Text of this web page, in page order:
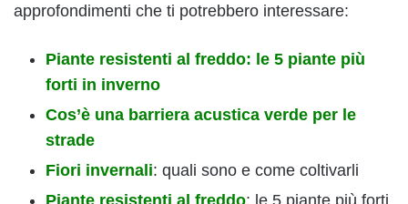
approfondimenti che ti potrebbero interessare:
Piante resistenti al freddo: le 5 piante più
forti in inverno
Cos’è una barriera acustica verde per le
strade
Fiori invernali: quali sono e come coltivarli
Piante resistenti al freddo: le 5 piante più forti